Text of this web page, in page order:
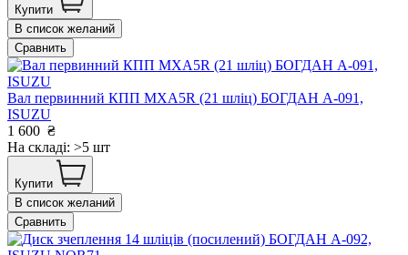
Купити
В список желаний
Сравнить
Вал первинний КПП MХА5R (21 шліц) БОГДАН А-091,
ISUZU
1 600 ₴
На складі: >5 шт
Купити
В список желаний
Сравнить